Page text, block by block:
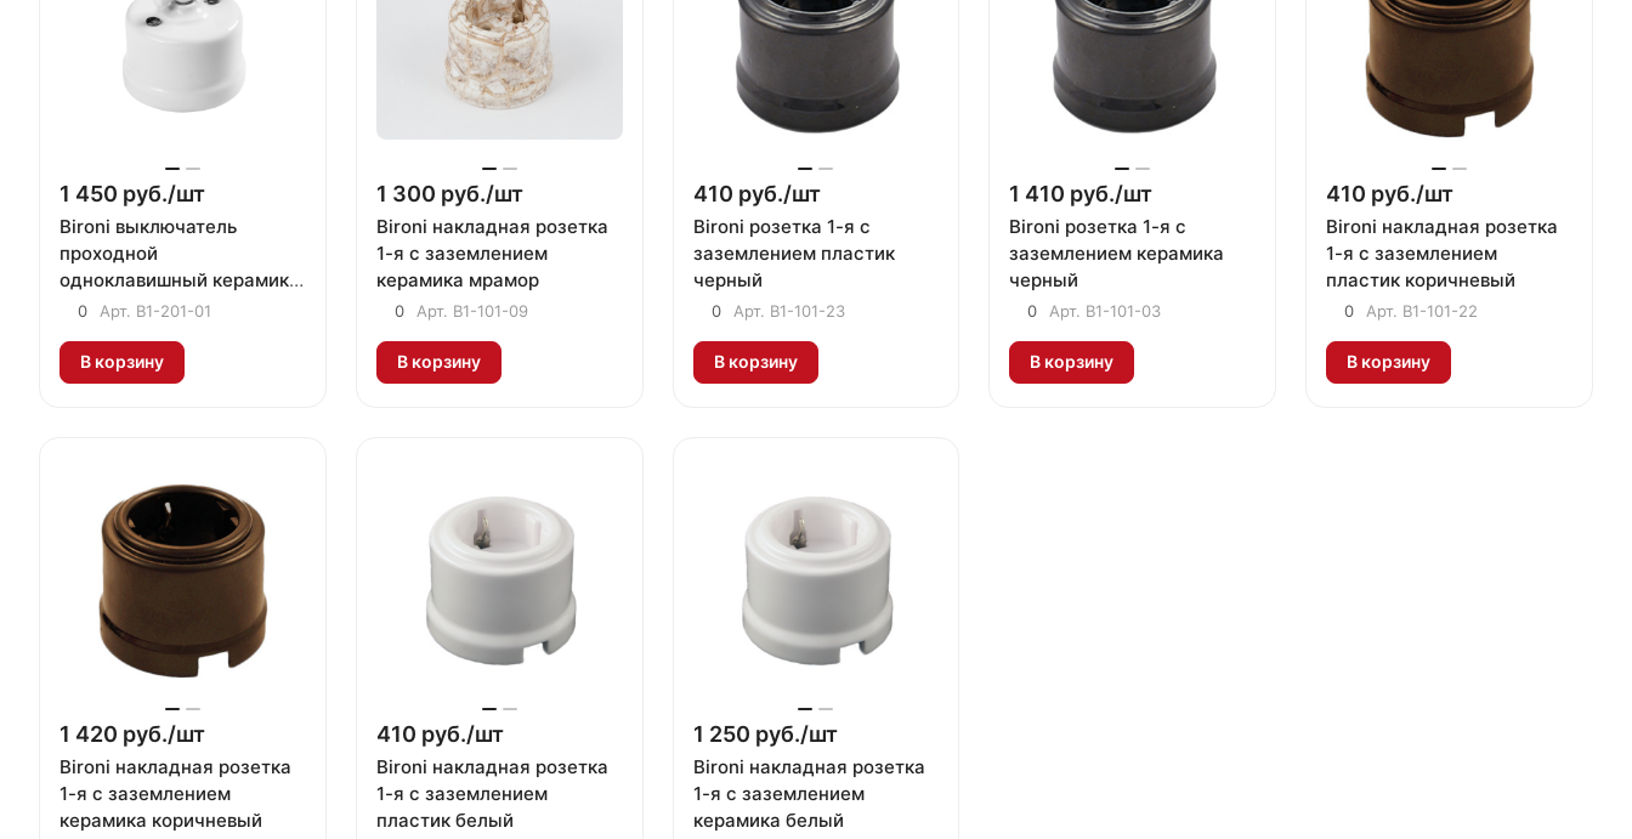
1 450 руб./шт
Bironi выключатель
проходной
одноклавишный керамика
белый
0 Арт. B1-201-01
В корзину
1 300 руб./шт
Bironi накладная розетка
1-я с заземлением
керамика мрамор
0 Арт. B1-101-09
В корзину
410 руб./шт
Bironi розетка 1-я с
заземлением пластик
черный
0 Арт. B1-101-23
В корзину
1 410 руб./шт
Bironi розетка 1-я с
заземлением керамика
черный
0 Арт. B1-101-03
В корзину
410 руб./шт
Bironi накладная розетка
1-я с заземлением
пластик коричневый
0 Арт. B1-101-22
В корзину
1 420 руб./шт
Bironi накладная розетка
1-я с заземлением
керамика коричневый
410 руб./шт
Bironi накладная розетка
1-я с заземлением
пластик белый
1 250 руб./шт
Bironi накладная розетка
1-я с заземлением
керамика белый